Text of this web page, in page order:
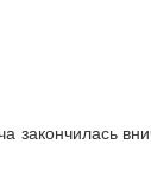
закончилась